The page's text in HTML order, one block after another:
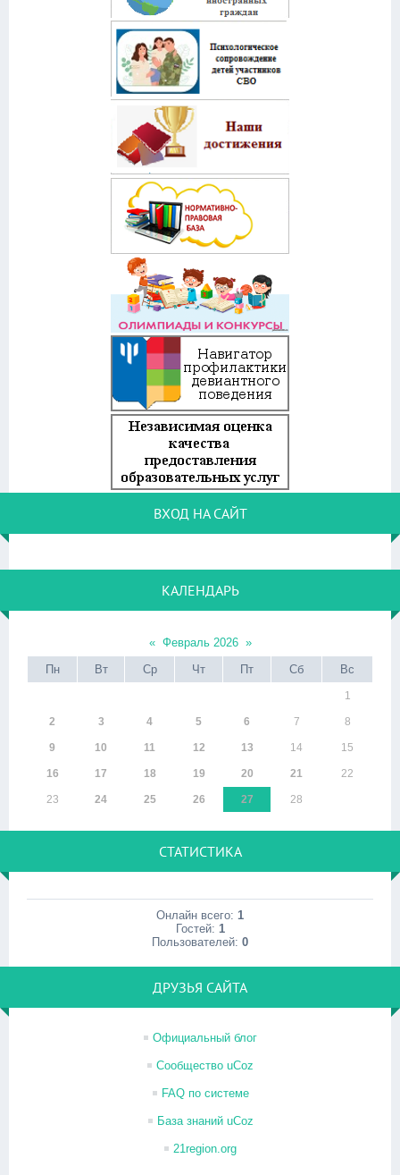
ВХОД НА САЙТ
КАЛЕНДАРЬ
« Февраль 2026 »
Пн
Вт Ср Чт Пт Сб Вс
1
2 3 4 5 6 7 8
9 10 11 12 13 14 15
16 17 18 19 20 21 22
23 24 25 26 27 28
СТАТИСТИКА
Онлайн всего: 1
Гостей: 1
Пользователей: 0
ДРУЗЬЯ САЙТА
Официальный блог
Сообщество uCoz
FAQ по системе
База знаний uCoz
21region.org